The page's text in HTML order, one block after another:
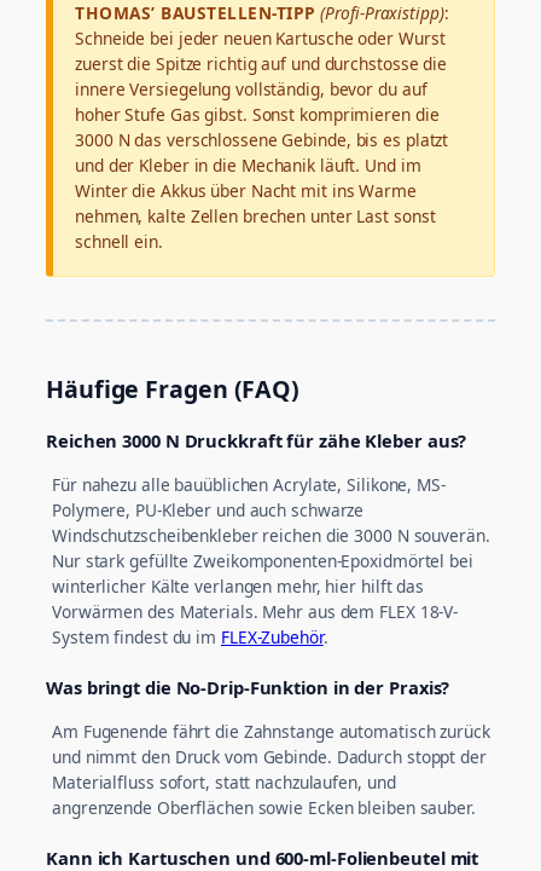
THOMAS’ BAUSTELLEN-TIPP (Profi-Praxistipp):
Schneide bei jeder neuen Kartusche oder Wurst
zuerst die Spitze richtig auf und durchstosse die
innere Versiegelung vollständig, bevor du auf
hoher Stufe Gas gibst. Sonst komprimieren die
3000 N das verschlossene Gebinde, bis es platzt
und der Kleber in die Mechanik läuft. Und im
Winter die Akkus über Nacht mit ins Warme
nehmen, kalte Zellen brechen unter Last sonst
schnell ein.
Häufige Fragen (FAQ)
Reichen 3000 N Druckkraft für zähe Kleber aus?
Für nahezu alle bauüblichen Acrylate, Silikone, MS-
Polymere, PU-Kleber und auch schwarze
Windschutzscheibenkleber reichen die 3000 N souverän.
Nur stark gefüllte Zweikomponenten-Epoxidmörtel bei
winterlicher Kälte verlangen mehr, hier hilft das
Vorwärmen des Materials. Mehr aus dem FLEX 18-V-
System findest du im FLEX-Zubehör.
Was bringt die No-Drip-Funktion in der Praxis?
Am Fugenende fährt die Zahnstange automatisch zurück
und nimmt den Druck vom Gebinde. Dadurch stoppt der
Materialfluss sofort, statt nachzulaufen, und
angrenzende Oberflächen sowie Ecken bleiben sauber.
Kann ich Kartuschen und 600-ml-Folienbeutel mit